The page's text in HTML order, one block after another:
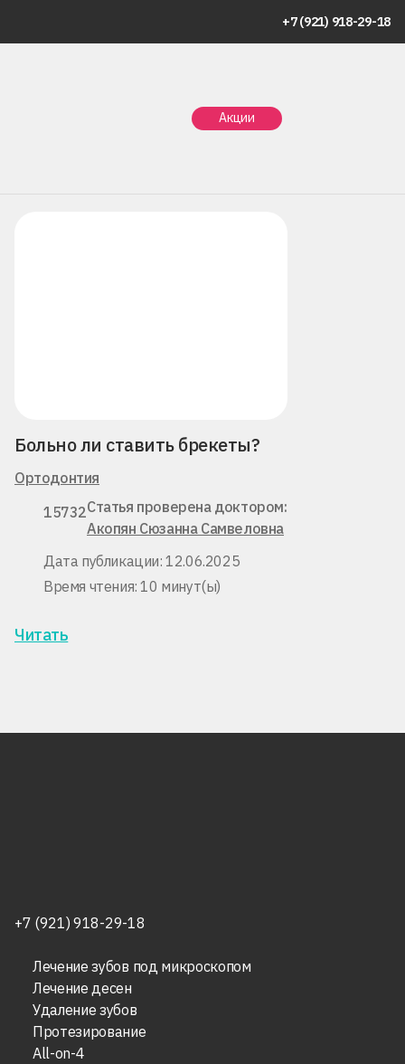
+7 (921) 918-29-18
Акции
Акопян Сюзанна Самвеловна
Больно ли ставить брекеты?
Ортодонтия
15732Статья проверена доктором:
Акопян Сюзанна Самвеловна
Дата публикации: 12.06.2025
Время чтения: 10 минут(ы)
Читать
+7 (921) 918-29-18
Лечение зубов под микроскопом
Лечение десен
Удаление зубов
Протезирование
All-on-4